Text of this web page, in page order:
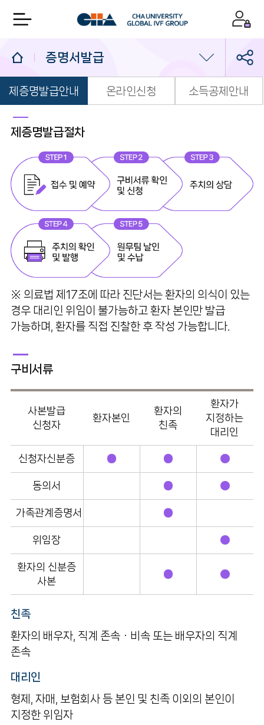
증명서발급
처음오시는분
외래진료
수술안내
주요전화번호
원내위치안내
오시는길/주차안내
난임시술비 지원사업 안내
증명서발급
제증명발급안내 온라인신청 소득공제안내
제증명발급절차
※ 의료법 제17조에 따라 진단서는 환자의 의식이 있는
경우 대리인 위임이 불가능하고 환자 본인만 발급
가능하며, 환자를 직접 진찰한 후 작성 가능합니다.
구비서류
사본발급
신청자
환자본인
환자의
친족
환자가
지정하는
대리인
신청자신분증
동의서
가족관계증명서
위임장
환자의 신분증
사본
친족
환자의 배우자, 직계 존속ㆍ비속 또는 배우자의 직계
존속
대리인
형제, 자매, 보험회사 등 본인 및 친족 이외의 본인이
지정한 위임자